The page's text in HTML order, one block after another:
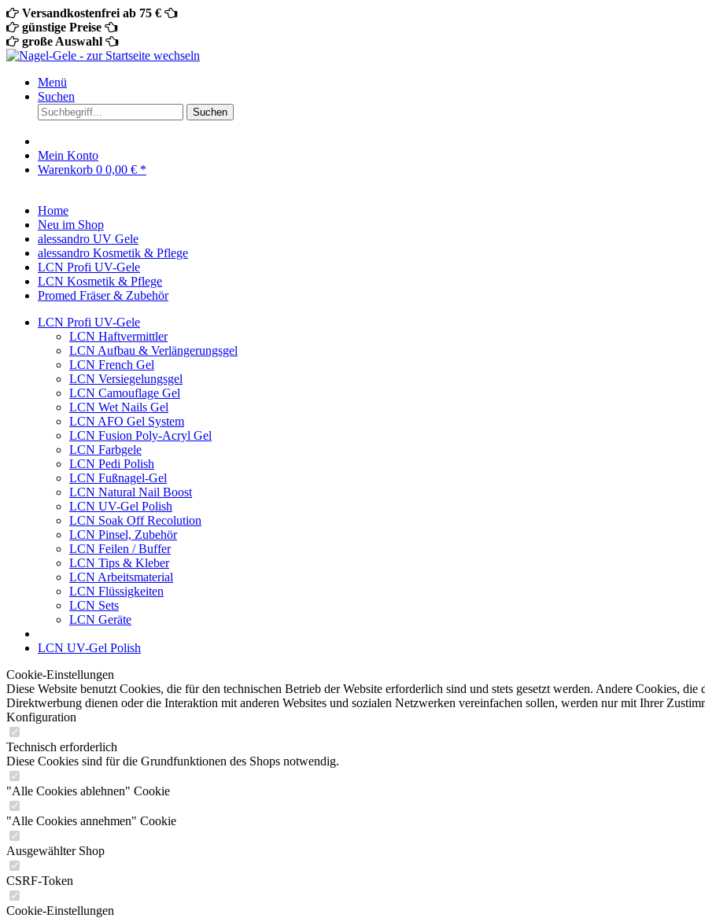
Versandkostenfrei ab 75 €
günstige Preise
große Auswahl
Menü
Suchen
Suchen
Mein Konto
Warenkorb 0 0,00 € *
Home
Neu im Shop
alessandro UV Gele
alessandro Kosmetik & Pflege
LCN Profi UV-Gele
LCN Kosmetik & Pflege
Promed Fräser & Zubehör
LCN Profi UV-Gele
LCN Haftvermittler
LCN Aufbau & Verlängerungsgel
LCN French Gel
LCN Versiegelungsgel
LCN Camouflage Gel
LCN Wet Nails Gel
LCN AFO Gel System
LCN Fusion Poly-Acryl Gel
LCN Farbgele
LCN Pedi Polish
LCN Fußnagel-Gel
LCN Natural Nail Boost
LCN UV-Gel Polish
LCN Soak Off Recolution
LCN Pinsel, Zubehör
LCN Feilen / Buffer
LCN Tips & Kleber
LCN Arbeitsmaterial
LCN Flüssigkeiten
LCN Sets
LCN Geräte
LCN UV-Gel Polish
Cookie-Einstellungen
Diese Website benutzt Cookies, die für den technischen Betrieb der Website erforderlich sind und stets gesetzt werden. Andere Cookies,
Direktwerbung dienen oder die Interaktion mit anderen Websites und sozialen Netzwerken vereinfachen sollen, werden nur mit Ihrer
Konfiguration
Technisch erforderlich
Diese Cookies sind für die Grundfunktionen des Shops notwendig.
"Alle Cookies ablehnen" Cookie
"Alle Cookies annehmen" Cookie
Ausgewählter Shop
CSRF-Token
Cookie-Einstellungen